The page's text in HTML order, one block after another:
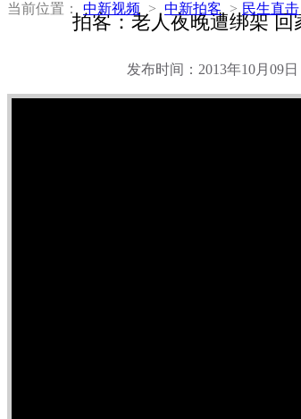
当前位置： 中新视频 > 中新拍客 > 民生直击
拍客：老人夜晚遭绑架
发布时间：2013年10月09日